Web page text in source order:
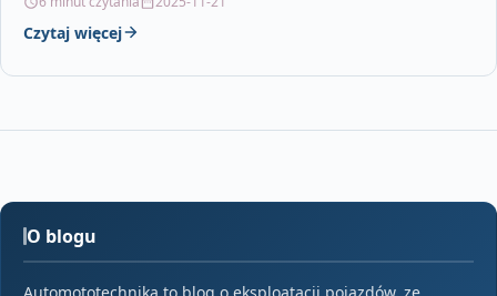
najpopularniejsze modele, takie…
Czytaj więcej
O blogu